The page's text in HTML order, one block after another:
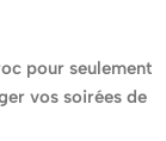
pour seulement
vos soirées de